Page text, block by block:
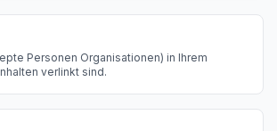
Personen Organisationen) in Ihrem
verlinkt sind.